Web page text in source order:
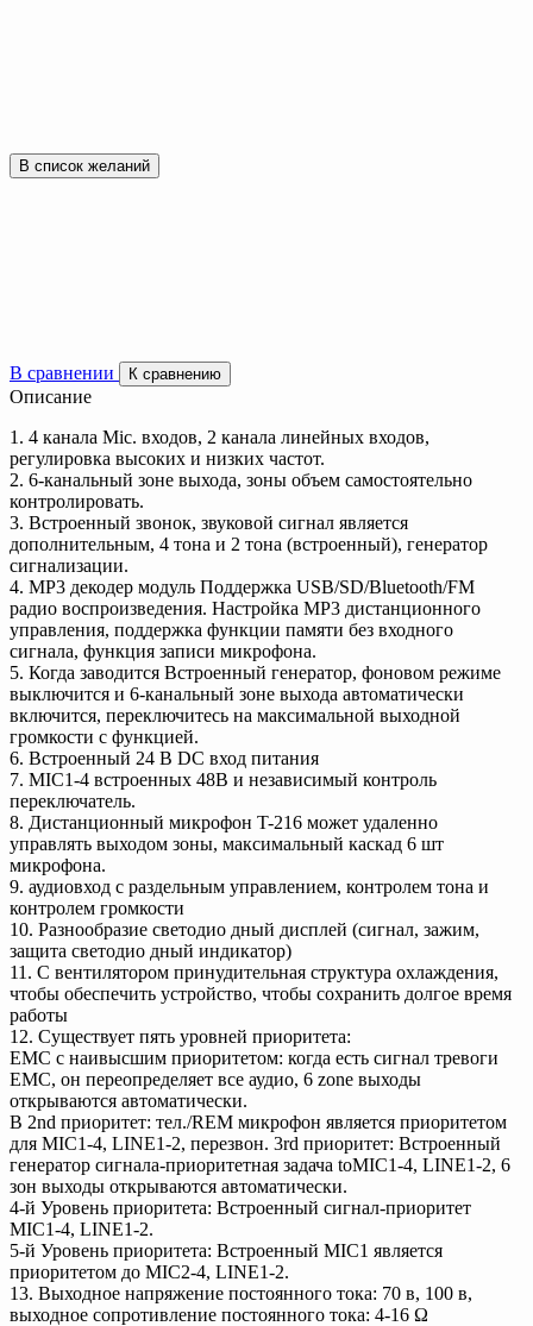
В список желаний
В сравнении К сравнению
Описание
1. 4 канала Mic. входов, 2 канала линейных входов,
регулировка высоких и низких частот.
2. 6-канальный зоне выхода, зоны объем самостоятельно
контролировать.
3. Встроенный звонок, звуковой сигнал является
дополнительным, 4 тона и 2 тона (встроенный), генератор
сигнализации.
4. MP3 декодер модуль Поддержка USB/SD/Bluetooth/FM
радио воспроизведения. Настройка MP3 дистанционного
управления, поддержка функции памяти без входного
сигнала, функция записи микрофона.
5. Когда заводится Встроенный генератор, фоновом режиме
выключится и 6-канальный зоне выхода автоматически
включится, переключитесь на максимальной выходной
громкости с функцией.
6. Встроенный 24 В DC вход питания
7. MIC1-4 встроенных 48В и независимый контроль
переключатель.
8. Дистанционный микрофон T-216 может удаленно
управлять выходом зоны, максимальный каскад 6 шт
микрофона.
9. аудиовход с раздельным управлением, контролем тона и
контролем громкости
10. Разнообразие светодио дный дисплей (сигнал, зажим,
защита светодио дный индикатор)
11. С вентилятором принудительная структура охлаждения,
чтобы обеспечить устройство, чтобы сохранить долгое время
работы
12. Существует пять уровней приоритета:
EMC с наивысшим приоритетом: когда есть сигнал тревоги
EMC, он переопределяет все аудио, 6 zone выходы
открываются автоматически.
В 2nd приоритет: тел./REM микрофон является приоритетом
для MIC1-4, LINE1-2, перезвон. 3rd приоритет: Встроенный
генератор сигнала-приоритетная задача toMIC1-4, LINE1-2, 6
зон выходы открываются автоматически.
4-й Уровень приоритета: Встроенный сигнал-приоритет
MIC1-4, LINE1-2.
5-й Уровень приоритета: Встроенный MIC1 является
приоритетом до MIC2-4, LINE1-2.
13. Выходное напряжение постоянного тока: 70 в, 100 в,
выходное сопротивление постоянного тока: 4-16 Ω